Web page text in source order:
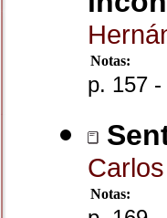
Notas:
p. 157 -
Notas: